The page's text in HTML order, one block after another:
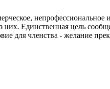
непрофессиональное
них. Единственная цель
для членства - желание